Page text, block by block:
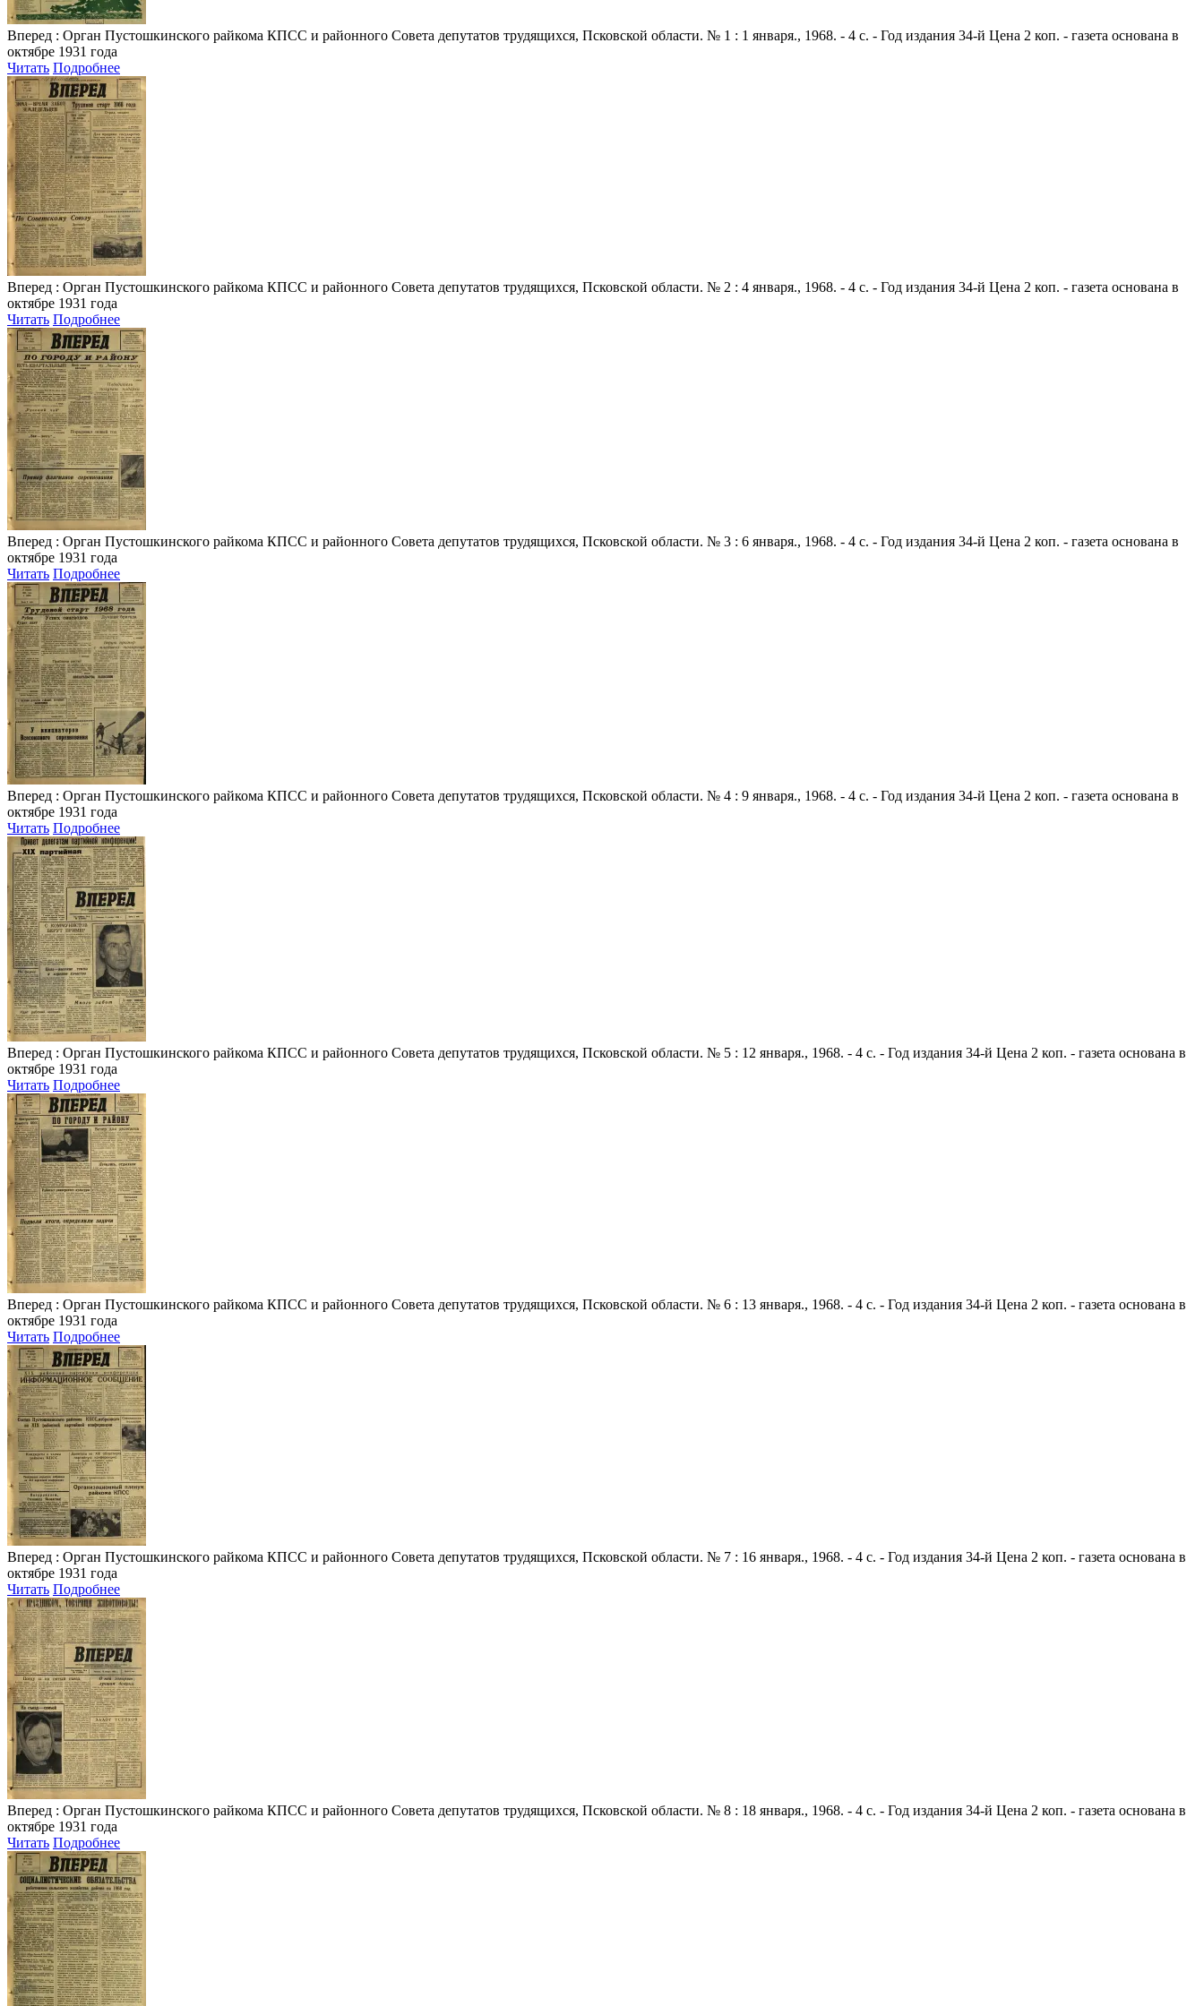
Вперед : Орган Пустошкинского райкома КПСС и районного Совета депутатов трудящихся, Псковской области. № 1 : 1 января., 1968. - 4 с. - Год издания 34-й Цена 2 коп. - газета основана в
октябре 1931 года
Читать Подробнее
Вперед : Орган Пустошкинского райкома КПСС и районного Совета депутатов трудящихся, Псковской области. № 2 : 4 января., 1968. - 4 с. - Год издания 34-й Цена 2 коп. - газета основана в
октябре 1931 года
Читать Подробнее
Вперед : Орган Пустошкинского райкома КПСС и районного Совета депутатов трудящихся, Псковской области. № 3 : 6 января., 1968. - 4 с. - Год издания 34-й Цена 2 коп. - газета основана в
октябре 1931 года
Читать Подробнее
Вперед : Орган Пустошкинского райкома КПСС и районного Совета депутатов трудящихся, Псковской области. № 4 : 9 января., 1968. - 4 с. - Год издания 34-й Цена 2 коп. - газета основана в
октябре 1931 года
Читать Подробнее
Вперед : Орган Пустошкинского райкома КПСС и районного Совета депутатов трудящихся, Псковской области. № 5 : 12 января., 1968. - 4 с. - Год издания 34-й Цена 2 коп. - газета основана в
октябре 1931 года
Читать Подробнее
Вперед : Орган Пустошкинского райкома КПСС и районного Совета депутатов трудящихся, Псковской области. № 6 : 13 января., 1968. - 4 с. - Год издания 34-й Цена 2 коп. - газета основана в
октябре 1931 года
Читать Подробнее
Вперед : Орган Пустошкинского райкома КПСС и районного Совета депутатов трудящихся, Псковской области. № 7 : 16 января., 1968. - 4 с. - Год издания 34-й Цена 2 коп. - газета основана в
октябре 1931 года
Читать Подробнее
Вперед : Орган Пустошкинского райкома КПСС и районного Совета депутатов трудящихся, Псковской области. № 8 : 18 января., 1968. - 4 с. - Год издания 34-й Цена 2 коп. - газета основана в
октябре 1931 года
Читать Подробнее